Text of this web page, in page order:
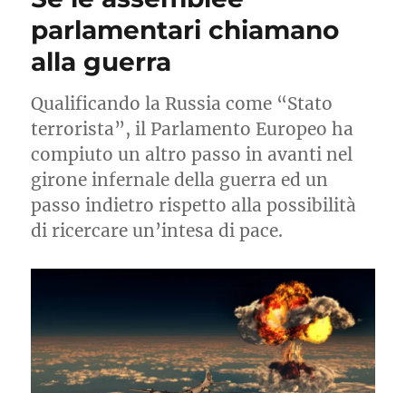
parlamentari chiamano
alla guerra
Qualificando la Russia come “Stato
terrorista”, il Parlamento Europeo ha
compiuto un altro passo in avanti nel
girone infernale della guerra ed un
passo indietro rispetto alla possibilità
di ricercare un’intesa di pace.